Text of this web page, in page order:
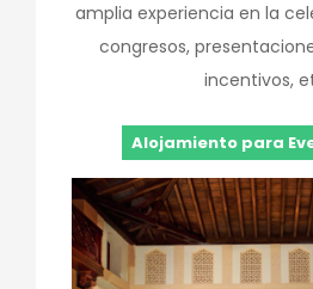
amplia experiencia en la
congresos,
incentivos,
Alojamiento para